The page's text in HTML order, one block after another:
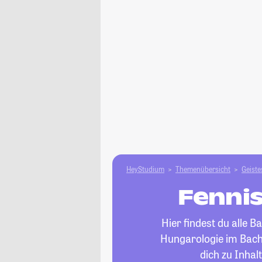
HeyStudium Themenübersicht
Hier findest du alle
Hungarologie im
dich zu